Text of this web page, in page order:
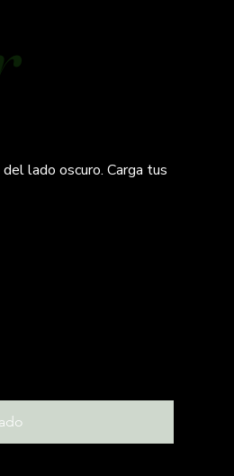
lado oscuro. Carga tus